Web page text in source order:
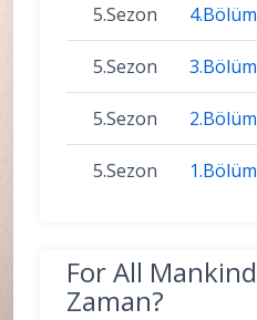
5.Sezon 4.Bölüm
5.Sezon 3.Bölüm
5.Sezon 2.Bölüm
5.Sezon 1.Bölüm
For All Mankind
Zaman?